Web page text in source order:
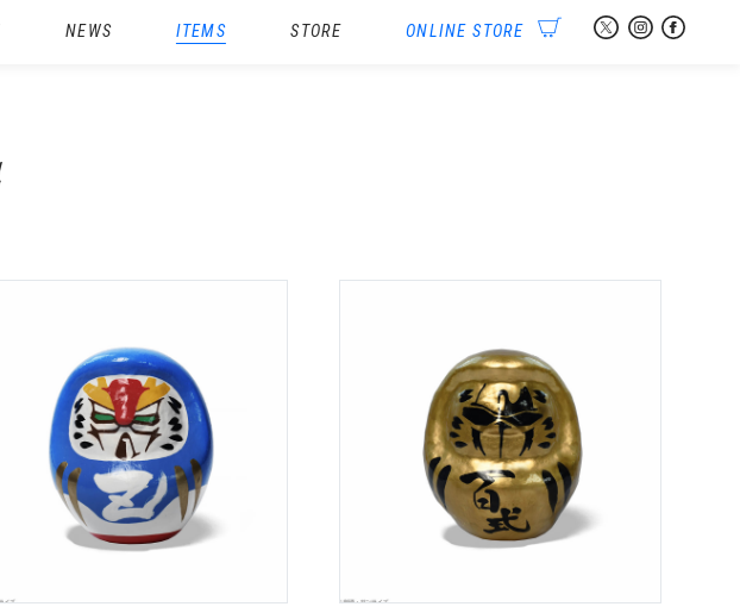
ITEMS
NEWS STORE ONLINE STORE